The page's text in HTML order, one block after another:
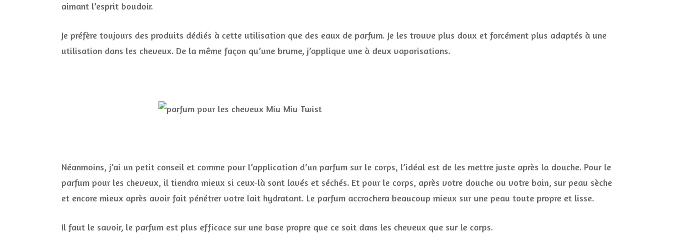
aimant l’esprit boudoir.
Je préfère toujours des produits dédiés à cette utilisation que des eaux de parfum. Je les trouve plus doux et forcément plus adaptés à une
utilisation dans les cheveux. De la même façon qu’une brume, j’applique une à deux vaporisations.
Néanmoins, j’ai un petit conseil et comme pour l’application d’un parfum sur le corps, l’idéal est de les mettre juste après la douche. Pour le
parfum pour les cheveux, il tiendra mieux si ceux-là sont lavés et séchés. Et pour le corps, après votre douche ou votre bain, sur peau sèche
et encore mieux après avoir fait pénétrer votre lait hydratant. Le parfum accrochera beaucoup mieux sur une peau toute propre et lisse.
Il faut le savoir, le parfum est plus efficace sur une base propre que ce soit dans les cheveux que sur le corps.